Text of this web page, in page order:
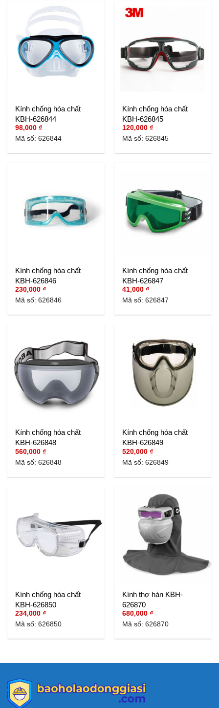
Kính chống hóa chất
KBH-626844
98,000₫
Mã số: 626844
Kính chống hóa chất
KBH-626845
120,000₫
Mã số: 626845
Kính chống hóa chất
KBH-626846
230,000₫
Mã số: 626846
Kính chống hóa chất
KBH-626847
41,000₫
Mã số: 626847
Kính chống hóa chất
KBH-626848
560,000₫
Mã số: 626848
Kính chống hóa chất
KBH-626849
520,000₫
Mã số: 626849
Kính chống hóa chất
KBH-626850
234,000₫
Mã số: 626850
Kính thợ hàn KBH-
626870
680,000₫
Mã số: 626870